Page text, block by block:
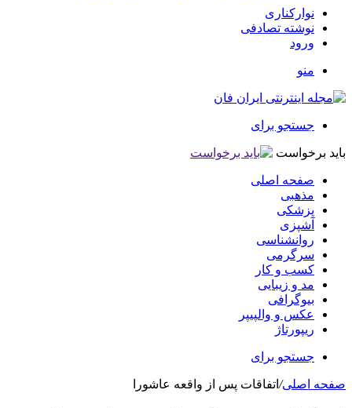
نوارکناری
نوشته تصادفی
ورود
منو
جستجو برای
باید برخواست
صفحه اصلی
مذهبی
پزشکی
آشپزی
روانشناسی
سرگرمی
کسب و کار
مد و زیبایی
بیوگرافی
عکس و والپیپر
ریپورتاژ
جستجو برای
صفحه اصلی/ اتفاقات پس از واقعه عاشورا